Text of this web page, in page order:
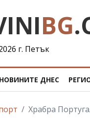
BG
г. Петък
НОВИНИТЕ ДНЕС
Храбра